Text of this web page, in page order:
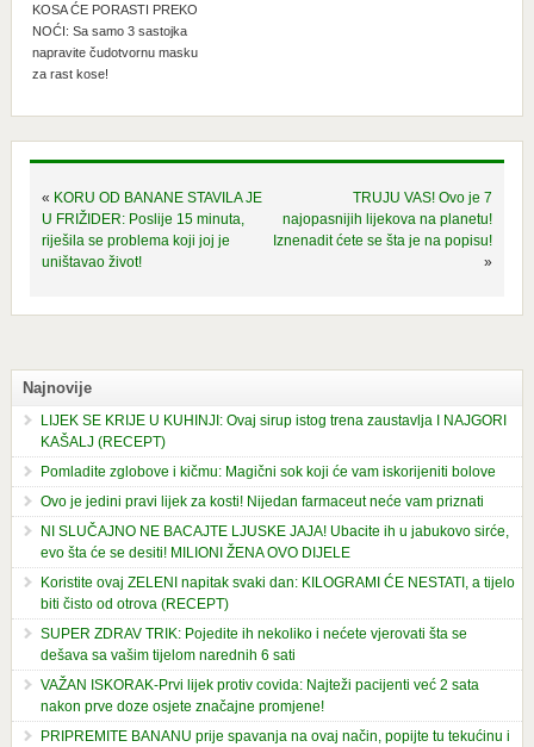
KOSA ĆE PORASTI PREKO
NOĆI: Sa samo 3 sastojka
napravite čudotvornu masku
za rast kose!
« KORU OD BANANE STAVILA JE
U FRIŽIDER: Poslije 15 minuta,
riješila se problema koji joj je
uništavao život!
TRUJU VAS! Ovo je 7
najopasnijih lijekova na planetu!
Iznenadit ćete se šta je na popisu!
»
Najnovije
LIJEK SE KRIJE U KUHINJI: Ovaj sirup istog trena zaustavlja I NAJGORI
KAŠALJ (RECEPT)
Pomladite zglobove i kičmu: Magični sok koji će vam iskorijeniti bolove
Ovo je jedini pravi lijek za kosti! Nijedan farmaceut neće vam priznati
NI SLUČAJNO NE BACAJTE LJUSKE JAJA! Ubacite ih u jabukovo sirće,
evo šta će se desiti! MILIONI ŽENA OVO DIJELE
Koristite ovaj ZELENI napitak svaki dan: KILOGRAMI ĆE NESTATI, a tijelo
biti čisto od otrova (RECEPT)
SUPER ZDRAV TRIK: Pojedite ih nekoliko i nećete vjerovati šta se
dešava sa vašim tijelom narednih 6 sati
VAŽAN ISKORAK-Prvi lijek protiv covida: Najteži pacijenti već 2 sata
nakon prve doze osjete značajne promjene!
PRIPREMITE BANANU prije spavanja na ovaj način, popijte tu tekućinu i